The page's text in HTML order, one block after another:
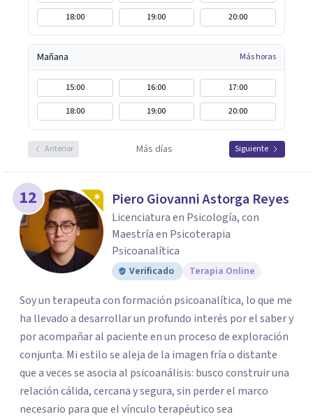
18:00
19:00 20:00
Mañana Más horas
15:00 16:00
17:00
18:00
19:00 20:00
Anterior Más días Siguiente
12 Piero Giovanni Astorga Reyes
Licenciatura en Psicología, con
Maestría en Psicoterapia
Psicoanalítica
Verificado Terapia Online
Soy un terapeuta con formación psicoanalítica, lo que me
ha llevado a desarrollar un profundo interés por el saber y
por acompañar al paciente en un proceso de exploración
conjunta. Mi estilo se aleja de la imagen fría o distante
que a veces se asocia al psicoanálisis: busco construir una
relación cálida, cercana y segura, sin perder el marco
necesario para que el vínculo terapéutico sea